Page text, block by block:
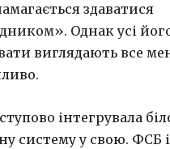
здаватися
Однак усі
виглядають все
інтегрувала
систему у свою. ФСБ і